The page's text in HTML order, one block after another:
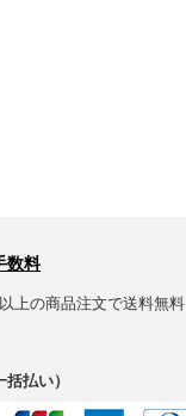
数料
上の商品注文で送料無料
払い）